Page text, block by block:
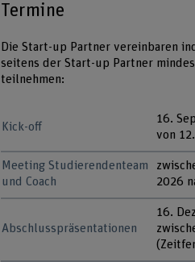
Termine
Die Start-up Partner vereinbaren
seitens der Start-up Partner
teilnehmen:
Kick-off
16.
von
Meeting Studierendenteam
und Coach
2026
Abschlusspräsentationen
16.